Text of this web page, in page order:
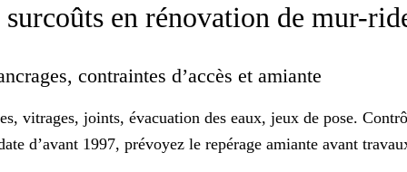
en rénovation de mur-
contraintes d’accès et amiante
vitrages, joints, évacuation des eaux, jeux de pose.
d’avant 1997, prévoyez le repérage amiante avant